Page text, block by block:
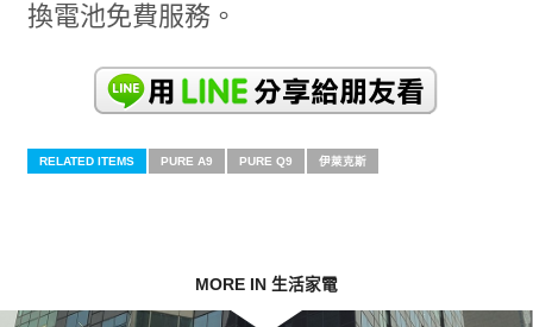
換電池免費服務。
RELATED ITEMS PURE A9 PURE Q9 伊萊克斯
MORE IN 生活家電